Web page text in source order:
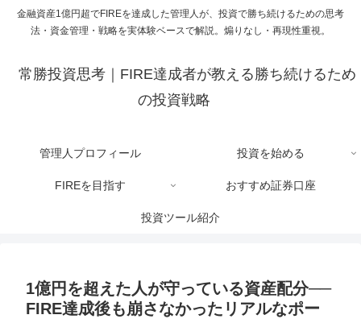
金融資産1億円超でFIREを達成した管理人が、投資で勝ち続けるための思考
法・資金管理・戦略を実体験ベースで解説。煽りなし・再現性重視。
常勝投資思考｜FIRE達成者が教える勝ち続けるため
の投資戦略
管理人プロフィール 投資を始める
FIREを目指す おすすめ証券口座
投資ツール紹介
1億円を超えた人が守っている資産配分──
FIRE達成後も崩さなかったリアルなポー